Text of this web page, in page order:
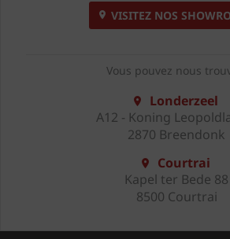
VISITEZ NOS
Vous pouvez nous
Londerzeel
A12 - Koning
2870 Breendonk
Courtrai
Kapel ter Bede 88
8500 Courtrai